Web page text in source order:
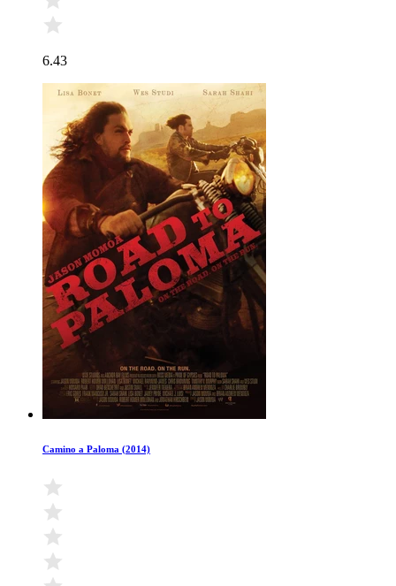
6.43
Camino a Paloma (2014)